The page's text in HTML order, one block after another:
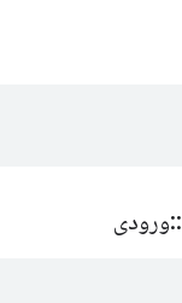
::ورودی